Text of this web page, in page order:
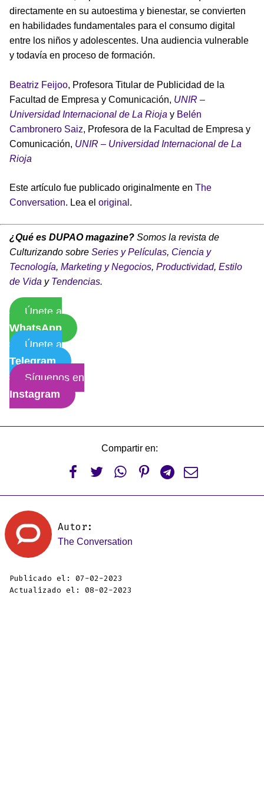
directamente en su autoestima y bienestar, se convierten
en habilidades fundamentales para el consumo digital
entre los niños y adolescentes. Una audiencia vulnerable
y todavía en proceso de formación.
Beatriz Feijoo, Profesora Titular de Publicidad de la
Facultad de Empresa y Comunicación, UNIR –
Universidad Internacional de La Rioja y Belén
Cambronero Saiz, Profesora de la Facultad de Empresa y
Comunicación, UNIR – Universidad Internacional de La
Rioja
Este artículo fue publicado originalmente en The
Conversation. Lea el original .
¿Qué es DUPAO magazine? Somos la revista de
Culturizando sobre Series y Películas, Ciencia y
Tecnología, Marketing y Negocios, Productividad, Estilo
de Vida y Tendencias.
Únete a
WhatsApp
Únete a
Telegram
Síguenos en
Instagram
Compartir en:
     
Autor:
The Conversation
Publicado el: 07-02-2023
Actualizado el: 08-02-2023